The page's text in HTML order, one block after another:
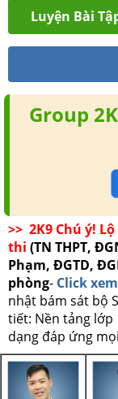
Luyện Bài
Group
>> 2K9 Chú ý!
thi (TN THPT,
Phạm, ĐGTD,
phòng- Click
nhật bám sát bộ
tiết: Nền tảng lớp
dạng đáp ứng